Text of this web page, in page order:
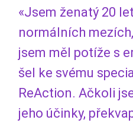
«Jsem ženatý 20
normálních
jsem měl potíže s
šel ke svému
ReAction. Ačkoli
jeho účinky,